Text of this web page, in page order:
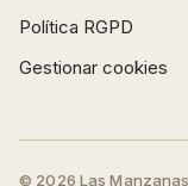
Política RGPD
Gestionar cookies
© 2026 Las